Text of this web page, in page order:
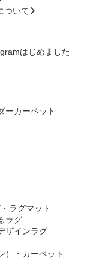
ついて
ーカーペット
ラグマット
ラグ
ザインラグ
）・カーペット